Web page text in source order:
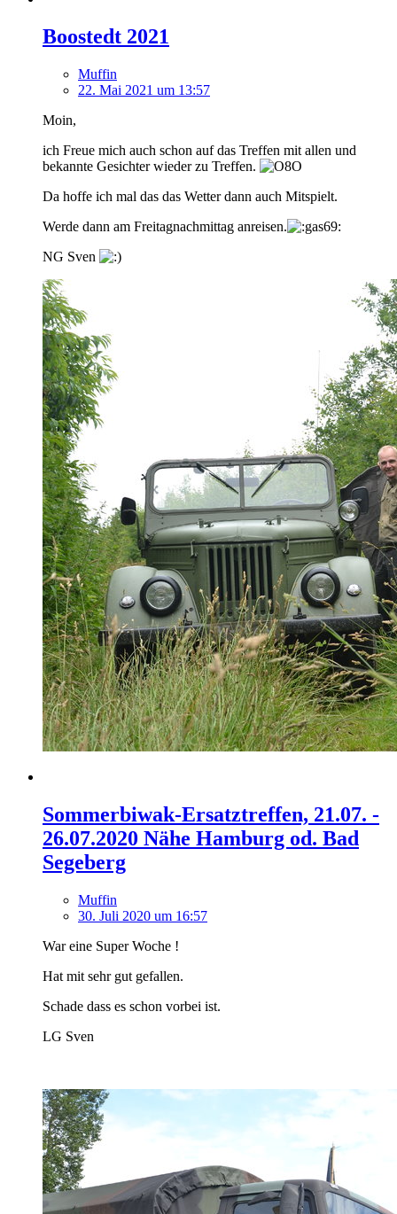
Boostedt 2021
Muffin
22. Mai 2021 um 13:57
Moin,
ich Freue mich auch schon auf das Treffen mit allen und
bekannte Gesichter wieder zu Treffen.
Da hoffe ich mal das das Wetter dann auch Mitspielt.
Werde dann am Freitagnachmittag anreisen.
NG Sven
Sommerbiwak-Ersatztreffen, 21.07. -
26.07.2020 Nähe Hamburg od. Bad
Segeberg
Muffin
30. Juli 2020 um 16:57
War eine Super Woche !
Hat mit sehr gut gefallen.
Schade dass es schon vorbei ist.
LG Sven